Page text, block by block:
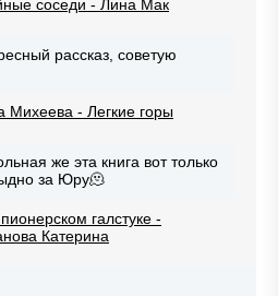
соседи - Лина Мак
рассказ, советую
Михеева - Легкие горы
же эта книга вот только
за Юру🫠
галстуке -
Катерина